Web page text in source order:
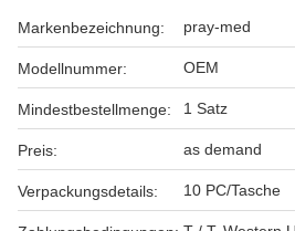
Markenbezeichnung: pray-med
Modellnummer: OEM
Mindestbestellmenge: 1 Satz
Preis: as demand
Verpackungsdetails: 10 PC/Tasche